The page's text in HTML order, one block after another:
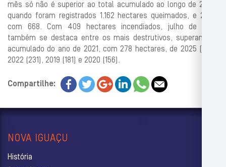
mês só não é superior ao total acumulado ao longo de 2024,
quando foram registrados 1.162 hectares queimados, e 2023,
com 668. Com 409 hectares incendiados, julho de 2023
também se destaca entre os mais destrutivos, superando o
acumulado do ano de 2021, com 278 hectares, de 2025 (255),
2022 (231), 2019 (181) e 2020 (156).
Compartilhe:
NOVA IGUAÇU
História